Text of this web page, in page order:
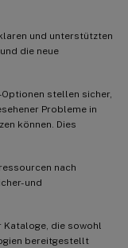
und unterstützten
die neue
stellen sicher,
Probleme in
können. Dies
nach
und
Kataloge, die sowohl
bereitgestellt